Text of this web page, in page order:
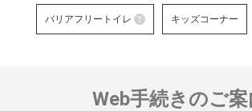
る店舗です
対応可能
障がい者用駐車場
障がい者用の駐車
バリアフリートイレ
詳細はこちら
キッズコーナー
Web手続きのご案